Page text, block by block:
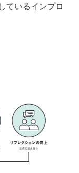
ているインプロ